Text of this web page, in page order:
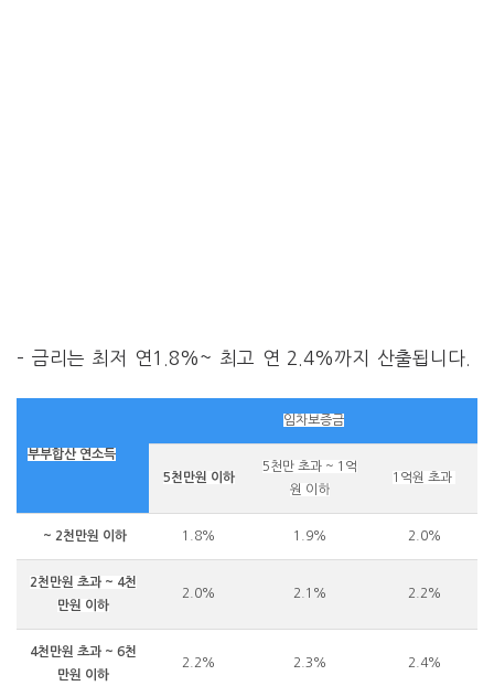
– 금리는 최저 연1.8%~ 최고 연 2.4%까지 산출됩니다.
부부합산 연소득
임차보증금
5천만원 이하
5천만 초과 ~ 1억
원 이하
1억원 초과
~ 2천만원 이하 1.8% 1.9% 2.0%
2천만원 초과 ~ 4천
만원 이하
2.0% 2.1% 2.2%
4천만원 초과 ~ 6천
만원 이하
2.2% 2.3% 2.4%